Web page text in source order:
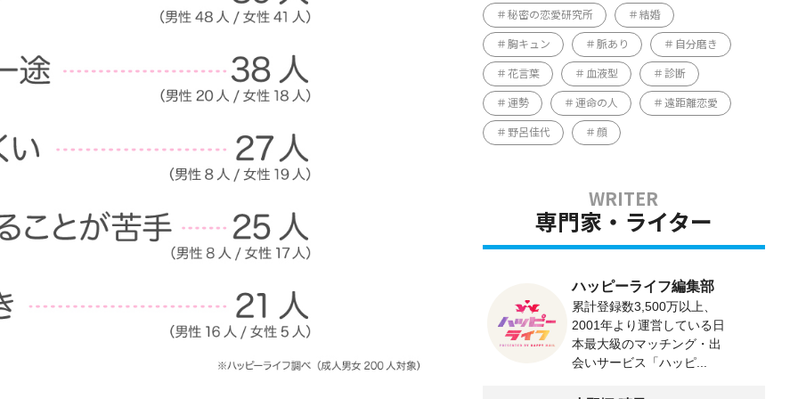
秘密の恋愛研究所 結婚
胸キュン 脈あり 自分磨き
花言葉 血液型 診断
運勢 運命の人 遠距離恋愛
野呂佳代 顔
専門家・ライター
ハッピーライフ編集部
累計登録数3,500万以上、
2001年より運営している日
本最大級のマッチング・出
会いサービス「ハッピ...